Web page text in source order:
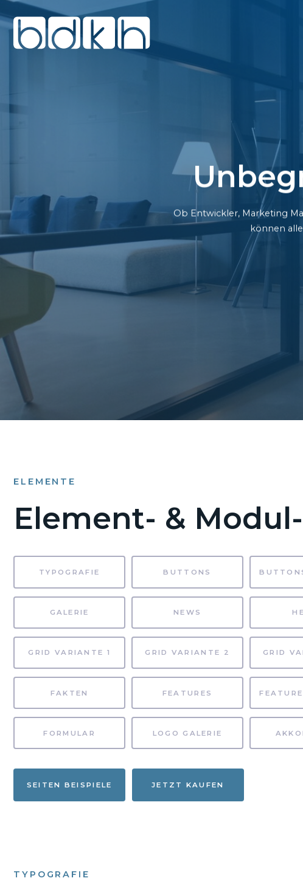
Ob Entwickler, Marketing
können
ELEMENTE
Element- &
TYPOGRAFIE BUTTONS
GALERIE NEWS
GRID VARIANTE 1 GRID VARIANTE 2 GRID
FAKTEN FEATURES
FORMULAR LOGO GALERIE
SEITEN BEISPIELE JETZT KAUFEN
TYPOGRAFIE